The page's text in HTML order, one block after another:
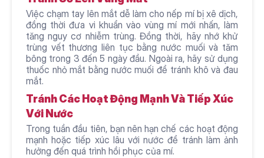
Việc chạm tay lên mắt dễ làm cho nếp mí bị xê dịch,
đồng thời đưa vi khuẩn vào vùng mí mới nhấn, làm
tăng nguy cơ nhiễm trùng. Đồng thời, hãy nhớ khử
trùng vết thương liên tục bằng nước muối và tăm
bông trong 3 đến 5 ngày đầu. Ngoài ra, hãy sử dụng
thuốc nhỏ mắt bằng nước muối để tránh khô và đau
mắt.
Tránh Các Hoạt Động Mạnh Và Tiếp Xúc
Với Nước
Trong tuần đầu tiên, bạn nên hạn chế các hoạt động
mạnh hoặc tiếp xúc lâu với nước để tránh làm ảnh
hưởng đến quá trình hồi phục của mí.